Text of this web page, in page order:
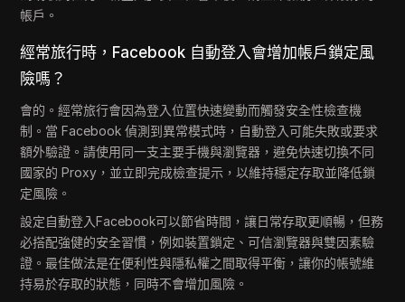
帳戶。
經常旅行時，Facebook 自動登入會增加帳戶鎖定風
險嗎？
會的。經常旅行會因為登入位置快速變動而觸發安全性檢查機
制。當 Facebook 偵測到異常模式時，自動登入可能失敗或要求
額外驗證。請使用同一支主要手機與瀏覽器，避免快速切換不同
國家的 Proxy，並立即完成檢查提示，以維持穩定存取並降低鎖
定風險。
設定自動登入Facebook可以節省時間，讓日常存取更順暢，但務
必搭配強健的安全習慣，例如裝置鎖定、可信瀏覽器與雙因素驗
證。最佳做法是在便利性與隱私權之間取得平衡，讓你的帳號維
持易於存取的狀態，同時不會增加風險。